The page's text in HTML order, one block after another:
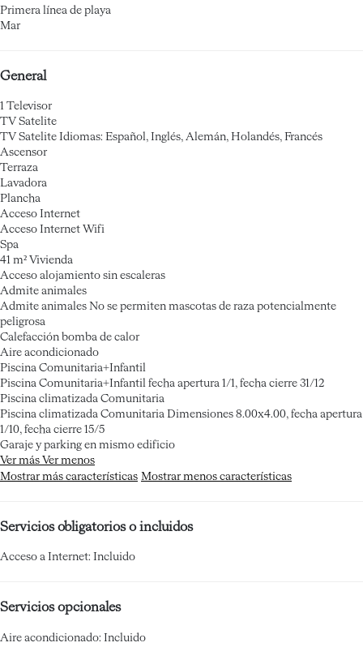
Primera línea de playa
Mar
General
1 Televisor
TV Satelite
TV Satelite Idiomas: Español, Inglés, Alemán, Holandés, Francés
Ascensor
Terraza
Lavadora
Plancha
Acceso Internet
Acceso Internet Wifi
Spa
41 m² Vivienda
Acceso alojamiento sin escaleras
Admite animales
Admite animales No se permiten mascotas de raza potencialmente
peligrosa
Calefacción bomba de calor
Aire acondicionado
Piscina Comunitaria+Infantil
Piscina Comunitaria+Infantil fecha apertura 1/1, fecha cierre 31/12
Piscina climatizada Comunitaria
Piscina climatizada Comunitaria Dimensiones 8.00x4.00, fecha apertura
1/10, fecha cierre 15/5
Garaje y parking en mismo edificio
Ver más Ver menos
Mostrar más características Mostrar menos características
Servicios obligatorios o incluidos
Acceso a Internet: Incluido
Servicios opcionales
Aire acondicionado: Incluido